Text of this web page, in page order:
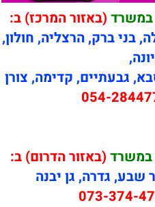
(באזור המרכז) ב:
בני ברק, הרצליה, חולון,
גבעתיים, קדימה, צורן
054-
(באזור הדרום) ב:
גדרה, גן יבנה
073-374-